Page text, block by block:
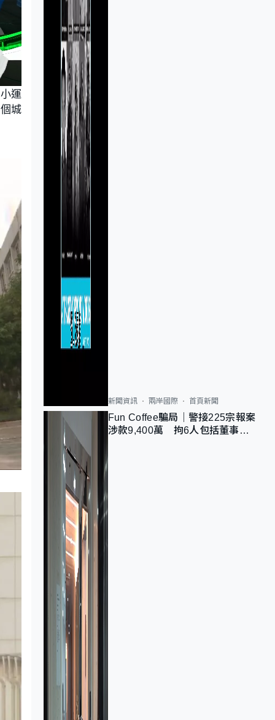
運
城
新聞資訊 兩岸國際 首頁新聞
Fun Coffee騙局｜警接225宗報案
涉款9,400萬 拘6人包括董事股